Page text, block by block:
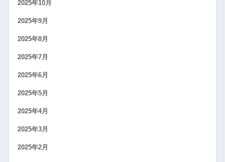
2025年10月
2025年9月
2025年8月
2025年7月
2025年6月
2025年5月
2025年4月
2025年3月
2025年2月